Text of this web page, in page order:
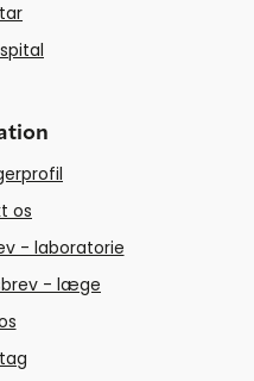
os
- laboratorie
- læge